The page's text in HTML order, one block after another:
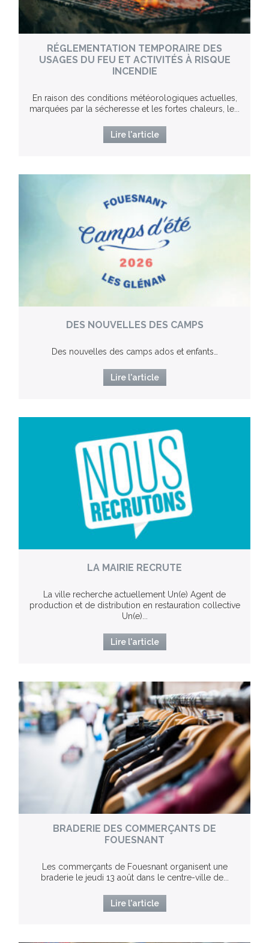
RÉGLEMENTATION TEMPORAIRE DES
USAGES DU FEU ET ACTIVITÉS À RISQUE
INCENDIE
En raison des conditions météorologiques actuelles,
marquées par la sécheresse et les fortes chaleurs, le...
Lire l'article
DES NOUVELLES DES CAMPS
Des nouvelles des camps ados et enfants…
Lire l'article
LA MAIRIE RECRUTE
La ville recherche actuellement Un(e) Agent de
production et de distribution en restauration collective
Un(e)...
Lire l'article
BRADERIE DES COMMERÇANTS DE
FOUESNANT
Les commerçants de Fouesnant organisent une
braderie le jeudi 13 août dans le centre-ville de...
Lire l'article